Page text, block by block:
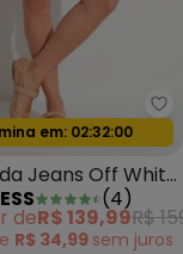
Jeans Claro
relâmpago
em: 02:31:58
Jeans Off White
Alta Modelagem
Algodão
(4)
deR$ 139,99R$
R$ 34,99 sem juros